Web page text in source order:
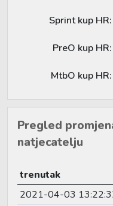
Sprint kup HR:
PreO kup HR:
MtbO kup HR:
Pregled
natjecatelju
trenutak
2021-04-03